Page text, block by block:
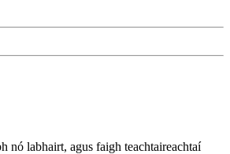
nó labhairt, agus faigh teachtaireachtaí